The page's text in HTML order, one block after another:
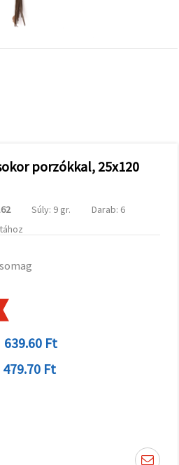
porzókkal, 25x120
Súly: 9 gr.
Darab: 6
639.60 Ft
479.70 Ft